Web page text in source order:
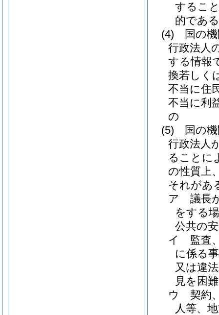
するこ
的であ
(4)
国の
行政法人
する情報
換若しく
不当に住
不当に利
の
(5)
国の
行政法人
ることに
の性質上
それがあ
ア
議長
をする
公共の
イ
監査
に係る
又は違
見を困
ウ
契約
人等、